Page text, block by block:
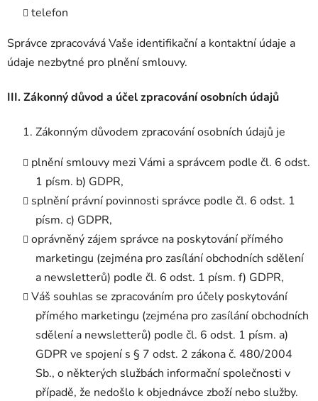
telefon
Správce zpracovává Vaše identifikační a kontaktní údaje a
údaje nezbytné pro plnění smlouvy.
III. Zákonný důvod a účel zpracování osobních údajů
Zákonným důvodem zpracování osobních údajů je
plnění smlouvy mezi Vámi a správcem podle čl. 6 odst.
1 písm. b) GDPR,
splnění právní povinnosti správce podle čl. 6 odst. 1
písm. c) GDPR,
oprávněný zájem správce na poskytování přímého
marketingu (zejména pro zasílání obchodních sdělení
a newsletterů) podle čl. 6 odst. 1 písm. f) GDPR,
Váš souhlas se zpracováním pro účely poskytování
přímého marketingu (zejména pro zasílání obchodních
sdělení a newsletterů) podle čl. 6 odst. 1 písm. a)
GDPR ve spojení s § 7 odst. 2 zákona č. 480/2004
Sb., o některých službách informační společnosti v
případě, že nedošlo k objednávce zboží nebo služby.